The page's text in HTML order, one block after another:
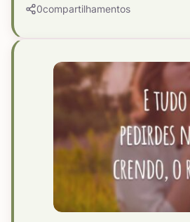
0compartilhamentos